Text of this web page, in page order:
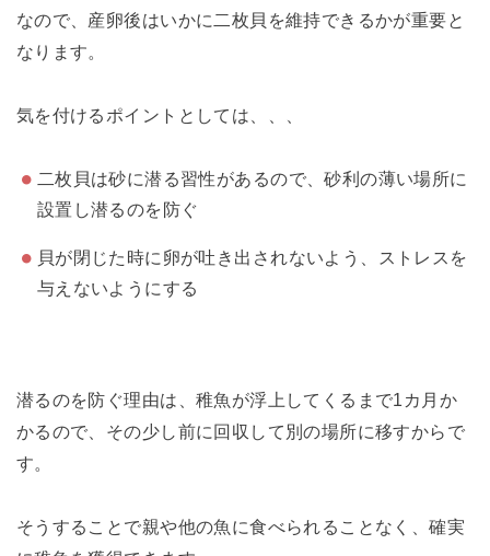
なので、産卵後はいかに二枚貝を維持できるかが重要と
なります。
気を付けるポイントとしては、、、
二枚貝は砂に潜る習性があるので、砂利の薄い場所に
設置し潜るのを防ぐ
貝が閉じた時に卵が吐き出されないよう、ストレスを
与えないようにする
潜るのを防ぐ理由は、稚魚が浮上してくるまで1カ月か
かるので、その少し前に回収して別の場所に移すからで
す。
そうすることで親や他の魚に食べられることなく、確実